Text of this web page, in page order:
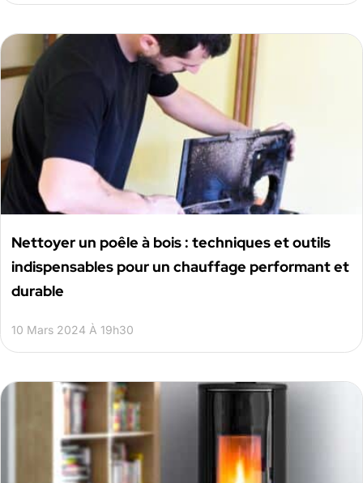
Nettoyer un poêle à bois : techniques et outils
indispensables pour un chauffage performant et
durable
10 Mars 2024 À 19h30